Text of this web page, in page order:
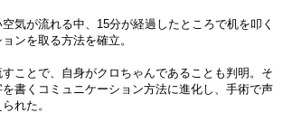
気が流れる中、15分が経過したところで机を叩く
ンを取る方法を確立。
ことで、自身がクロちゃんであることも判明。そ
書くコミュニケーション方法に進化し、手術で声
れた。